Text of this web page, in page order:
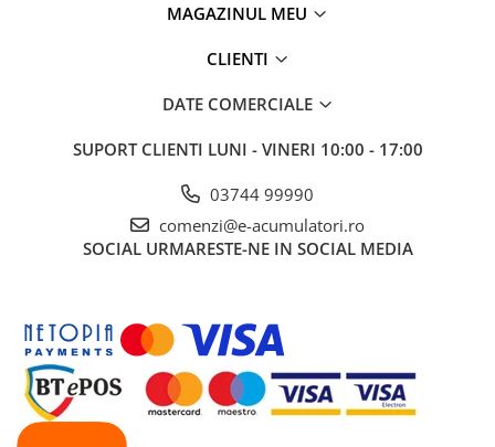
Intrerupatoare si prize
Tablouri electrice
cabluri USB, prelungitoare USB
Cablu de date si Adaptoare
Solutii solare portabile
Lichidare de stoc
MAGAZINUL MEU
CLIENTI
DATE COMERCIALE
SUPORT CLIENTI LUNI - VINERI 10:00 - 17:00
03744 99990
comenzi@e-acumulatori.ro
SOCIAL URMARESTE-NE IN SOCIAL MEDIA